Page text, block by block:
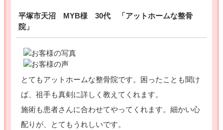
平塚市天沼 MYB様 30代 「アットホームな整骨
院」
とてもアットホームな整骨院です。困ったことも聞け
ば、祖手も真剣に詳しく教えてくれます。
施術も患者さんに合わせてやってくれます。細かい心
配りが、とてもうれしいです。